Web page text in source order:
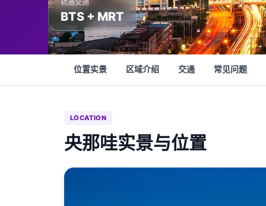
轨道交通
BTS + MRT
位置实景 区域介绍 交通 常见问题
LOCATION
央那哇实景与位置